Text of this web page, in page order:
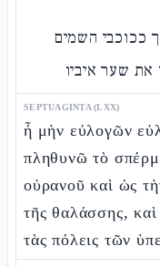
ככוכבי השמים
שער איביו
SEPTUAGINTA (LXX)
ἦ μὴν εὐλογῶν
πληθυνῶ τὸ
οὐρανοῦ καὶ ὡς
τῆς θαλάσσης,
τὰς πόλεις τῶν